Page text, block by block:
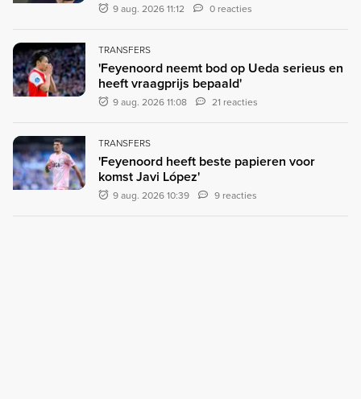
9 aug. 2026 11:12 0 reacties
TRANSFERS
'Feyenoord neemt bod op Ueda serieus en
heeft vraagprijs bepaald'
9 aug. 2026 11:08 21 reacties
TRANSFERS
'Feyenoord heeft beste papieren voor
komst Javi López'
9 aug. 2026 10:39 9 reacties